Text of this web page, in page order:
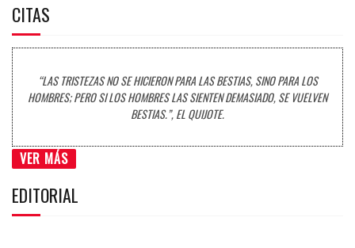
CITAS
“LAS TRISTEZAS NO SE HICIERON PARA LAS BESTIAS, SINO PARA LOS
HOMBRES; PERO SI LOS HOMBRES LAS SIENTEN DEMASIADO, SE VUELVEN
BESTIAS.”, EL QUIJOTE.
VER MÁS
EDITORIAL